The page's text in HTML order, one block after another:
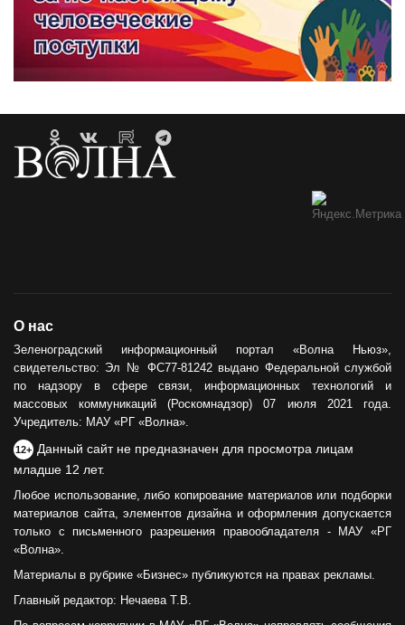
О нас
Зеленоградский информационный портал «Волна Ньюз»,
свидетельство: Эл № ФС77-81242 выдано Федеральной службой
по надзору в сфере связи, информационных технологий и
массовых коммуникаций (Роскомнадзор) 07 июля 2021 года.
Учредитель: МАУ «РГ «Волна».
12+ Данный сайт не предназначен для просмотра лицам
младше 12 лет.
Любое использование, либо копирование материалов или подборки
материалов сайта, элементов дизайна и оформления допускается
только с письменного разрешения правообладателя - МАУ «РГ
«Волна».
Материалы в рубрике «Бизнес» публикуются на правах рекламы.
Главный редактор: Нечаева Т.В.